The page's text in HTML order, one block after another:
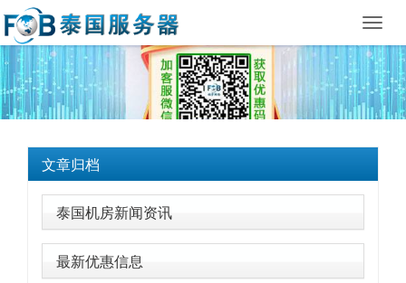
文章归档
泰国机房新闻资讯
最新优惠信息